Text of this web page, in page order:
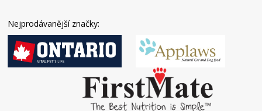
Nejprodávanější značky: